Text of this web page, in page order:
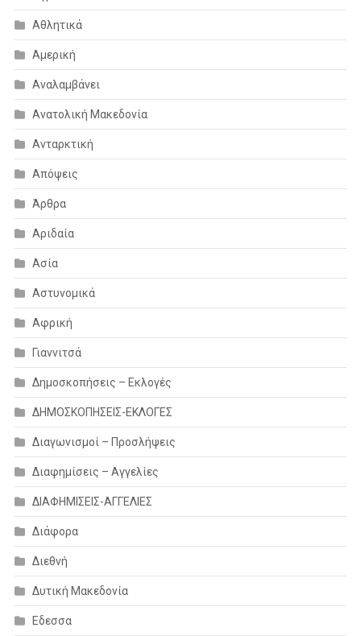
Αθλητικά
Αμερική
Αναλαμβάνει
Ανατολική Μακεδονία
Ανταρκτική
Απόψεις
Άρθρα
Αριδαία
Ασία
Αστυνομικά
Αφρική
Γιαννιτσά
Δημοσκοπήσεις – Εκλογές
ΔΗΜΟΣΚΟΠΗΣΕΙΣ-ΕΚΛΟΓΕΣ
Διαγωνισμοί – Προσλήψεις
Διαφημίσεις – Αγγελίες
ΔΙΑΦΗΜΙΣΕΙΣ-ΑΓΓΕΛΙΕΣ
Διάφορα
Διεθνή
Δυτική Μακεδονία
Εδεσσα